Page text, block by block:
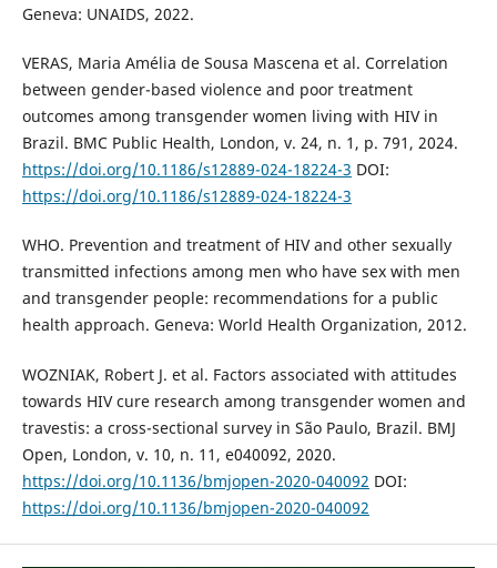
Geneva: UNAIDS, 2022.
VERAS, Maria Amélia de Sousa Mascena et al. Correlation
between gender-based violence and poor treatment
outcomes among transgender women living with HIV in
Brazil. BMC Public Health, London, v. 24, n. 1, p. 791, 2024.
https://doi.org/10.1186/s12889-024-18224-3 DOI:
https://doi.org/10.1186/s12889-024-18224-3
WHO. Prevention and treatment of HIV and other sexually
transmitted infections among men who have sex with men
and transgender people: recommendations for a public
health approach. Geneva: World Health Organization, 2012.
WOZNIAK, Robert J. et al. Factors associated with attitudes
towards HIV cure research among transgender women and
travestis: a cross-sectional survey in São Paulo, Brazil. BMJ
Open, London, v. 10, n. 11, e040092, 2020.
https://doi.org/10.1136/bmjopen-2020-040092 DOI:
https://doi.org/10.1136/bmjopen-2020-040092